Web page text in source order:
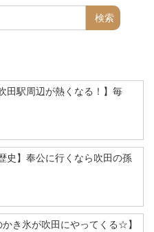
田駅周辺が熱くなる！】毎
史】奉公に行くなら吹田の孫
かき氷が吹田にやってくる☆】